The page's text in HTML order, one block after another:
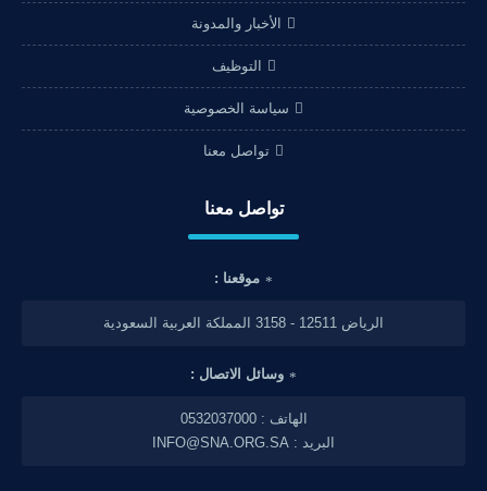
الأخبار والمدونة
التوظيف
سياسة الخصوصية
تواصل معنا
تواصل معنا
موقعنا :
الرياض 12511 - 3158 المملكة العربية السعودية
وسائل الاتصال :
الهاتف : 0532037000
البريد : INFO@SNA.ORG.SA